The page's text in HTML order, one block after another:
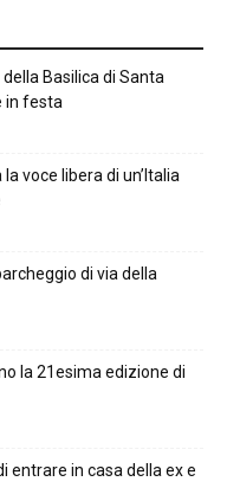
Basilica di Santa
in festa
voce libera di un’Italia
di via della
la 21esima edizione di
entrare in casa della ex e